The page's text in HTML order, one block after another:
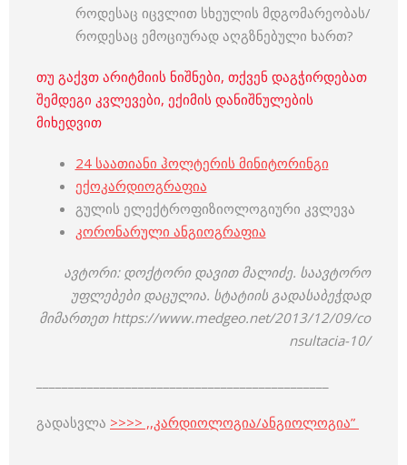
როდესაც იცვლით სხეულის მდგომარეობას/
როდესაც ემოციურად აღგზნებული ხართ?
თუ გაქვთ არიტმიის ნიშნები, თქვენ დაგჭირდებათ
შემდეგი კვლევები, ექიმის დანიშნულების
მიხედვით
24 საათიანი ჰოლტერის მინიტორინგი
ექოკარდიოგრაფია
გულის ელექტროფიზიოლოგიური კვლევა
კორონარული ანგიოგრაფია
ავტორი: დოქტორი დავით მალიძე. საავტორო
უფლებები დაცულია. სტატიის გადასაბეჭდად
მიმართეთ https://www.medgeo.net/2013/12/09/co
nsultacia-10/
გადასვლა >>>> ,,კარდიოლოგია/ანგიოლოგია”